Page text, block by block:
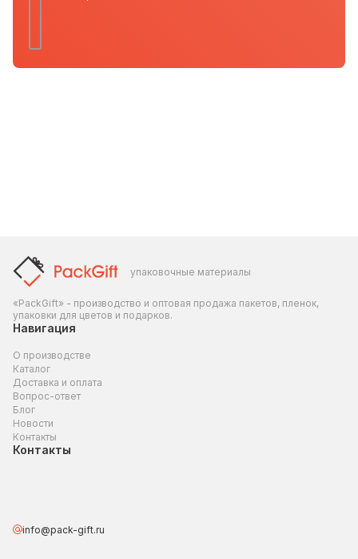
упаковочные материалы
«PackGift» - производство и оптовая продажа пакетов, пленок,
упаковки для цветов и подарков.
Навигация
О производстве
Каталог
Доставка и оплата
Вопрос-ответ
Блог
Новости
Контакты
Контакты
info@pack-gift.ru